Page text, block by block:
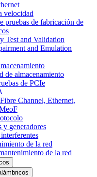
velocidad
pruebas de fabricación de
Test and Validation
and Emulation
de almacenamiento
de PCIe
Channel, Ethernet,
y generadores
de la red
de la red